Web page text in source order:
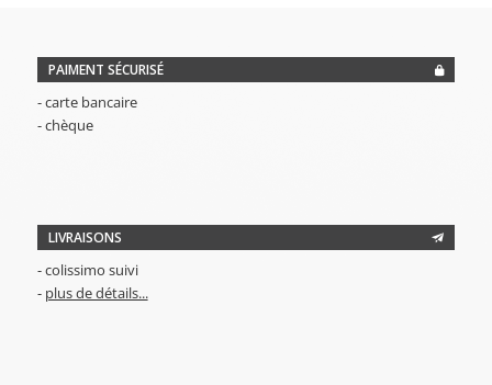
PAIMENT SÉCURISÉ
- carte bancaire
- chèque
LIVRAISONS
- colissimo suivi
- plus de détails...